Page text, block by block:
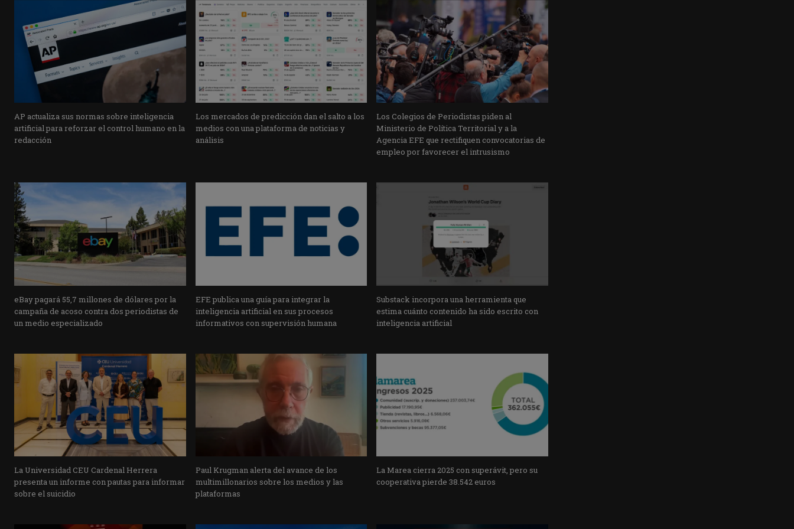
AP actualiza sus normas sobre inteligencia
artificial para reforzar el control humano en la
redacción
Los mercados de predicción dan el salto a los
medios con una plataforma de noticias y
análisis
Los Colegios de Periodistas piden al
Ministerio de Política Territorial y a la
Agencia EFE que rectifiquen convocatorias de
empleo por favorecer el intrusismo
eBay pagará 55,7 millones de dólares por la
campaña de acoso contra dos periodistas de
un medio especializado
EFE publica una guía para integrar la
inteligencia artificial en sus procesos
informativos con supervisión humana
Substack incorpora una herramienta que
estima cuánto contenido ha sido escrito con
inteligencia artificial
La Universidad CEU Cardenal Herrera
presenta un informe con pautas para informar
sobre el suicidio
Paul Krugman alerta del avance de los
multimillonarios sobre los medios y las
plataformas
La Marea cierra 2025 con superávit, pero su
cooperativa pierde 38.542 euros